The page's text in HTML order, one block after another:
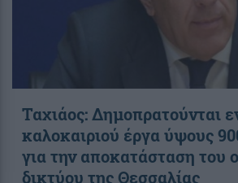
Ταχιάος: Δημοπρατούνται
καλοκαιριού έργα ύψους
για την αποκατάσταση του
δικτύου της Θεσσαλίας